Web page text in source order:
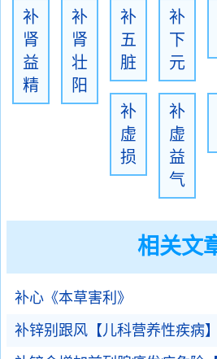
补
肾
益
精
补
肾
壮
阳
补
五
脏
补
下
元
补
虚
损
补
虚
益
气
相关文
补心《本草害利》
补锌别跟风【儿科营养性疾病】